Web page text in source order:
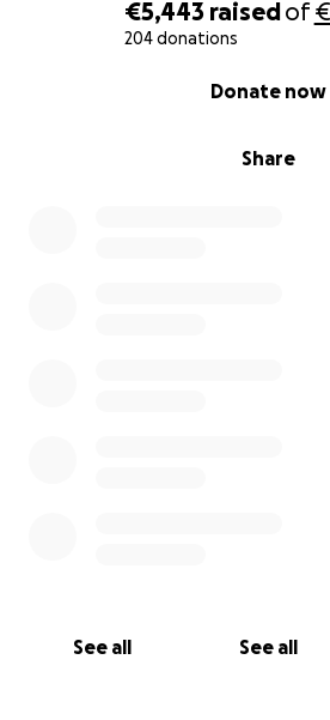
€5,443 raisedof
204 donations
Share
Donate now
See all See all